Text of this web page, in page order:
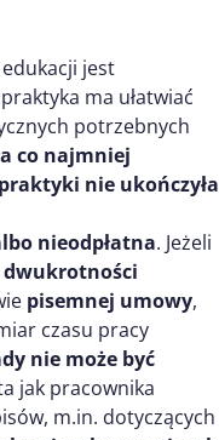
jest
ma ułatwiać
potrzebnych
co najmniej
nie ukończyła
nieodpłatna. Jeżeli
dwukrotności
pisemnej umowy,
czasu pracy
nie może być
jak pracownika
m.in. dotyczących